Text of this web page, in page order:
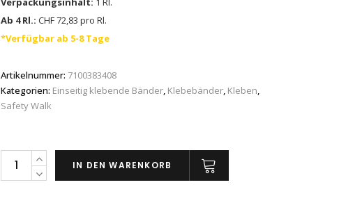
Ab 4 Rl.: CHF 72,83 pro Rl.
*Verfügbar ab 5-8 Tage
Artikelnummer: 7100383408
Kategorien: Einseitig klebende Bänder, Klebebänder, Kleben,
Safety Walk
3M™
IN DEN WARENKORB